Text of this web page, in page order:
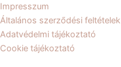
Impresszum
Általános szerződési feltételek
Adatvédelmi tájékoztató
Cookie tájékoztató